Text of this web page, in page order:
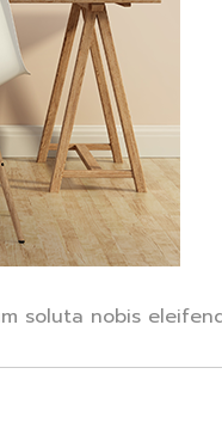
soluta nobis